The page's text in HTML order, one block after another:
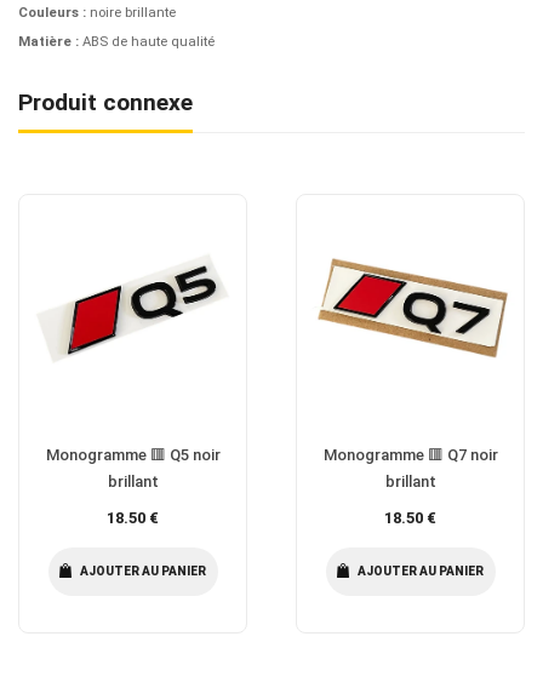
Couleurs : noire brillante
Matière : ABS de haute qualité
Produit connexe
Monogramme 🟥 Q5 noir
brillant
Prix
18.50 €
AJOUTER AU PANIER
Monogramme 🟥 Q7 noir
brillant
Prix
18.50 €
AJOUTER AU PANIER